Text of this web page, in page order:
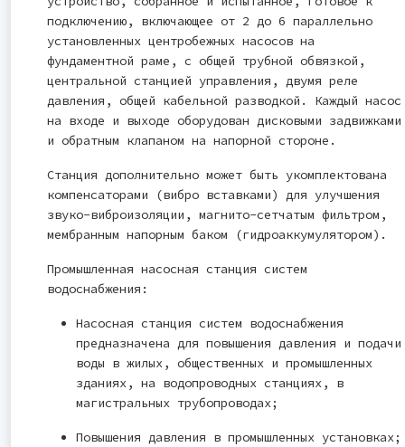
подключению, включающее от 2 до 6 параллельно
установленных центробежных насосов на
фундаментной раме, с общей трубной обвязкой,
центральной станцией управления, двумя реле
давления, общей кабельной разводкой. Каждый насос
на входе и выходе оборудован дисковыми задвижками
и обратным клапаном на напорной стороне.
Станция дополнительно может быть укомплектована
компенсаторами (вибро вставками) для улучшения
звуко-виброизоляции, магнито-сетчатым фильтром,
мембранным напорным баком (гидроаккумулятором).
Промышленная насосная станция систем
водоснабжения:
Насосная станция систем водоснабжения
предназначена для повышения давления и подачи
воды в жилых, общественных и промышленных
зданиях, на водопроводных станциях, в
магистральных трубопроводах;
Повышения давления в промышленных установках;